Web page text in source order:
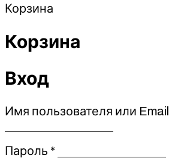
Корзина
Корзина
Вход
Имя пользователя или Email
Пароль *Обязательно